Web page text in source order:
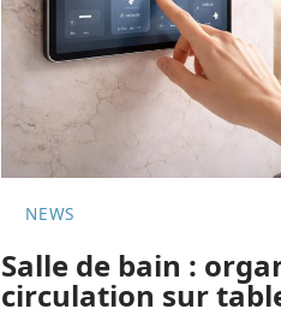
NEWS
Salle de bain :
circulation sur